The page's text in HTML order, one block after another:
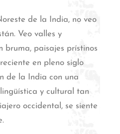
de la India, no veo
Veo valles y
bruma, paisajes prístinos
en pleno siglo
de la India con una
y cultural tan
occidental, se siente